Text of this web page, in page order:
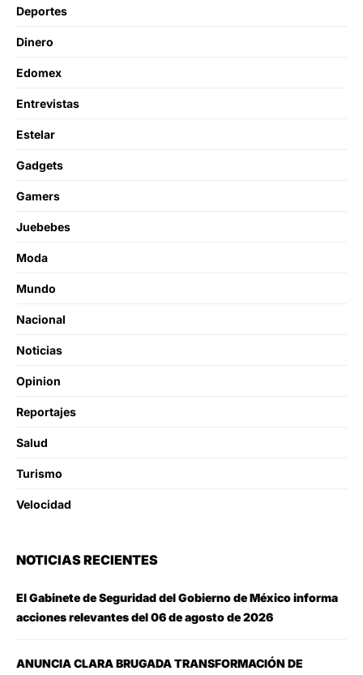
Deportes
Dinero
Edomex
Entrevistas
Estelar
Gadgets
Gamers
Juebebes
Moda
Mundo
Nacional
Noticias
Opinion
Reportajes
Salud
Turismo
Velocidad
NOTICIAS RECIENTES
El Gabinete de Seguridad del Gobierno de México informa
acciones relevantes del 06 de agosto de 2026
ANUNCIA CLARA BRUGADA TRANSFORMACIÓN DE